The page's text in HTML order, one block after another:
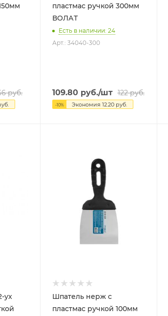
руб.
пластмас ручкой 300мм
ВОЛАТ
Есть в наличии: 24
Арт.: 34040-300
109.80руб./шт 122руб.
-10% Экономия 12.20руб.
ух
Шпатель нерж с
пластмас ручкой 100мм